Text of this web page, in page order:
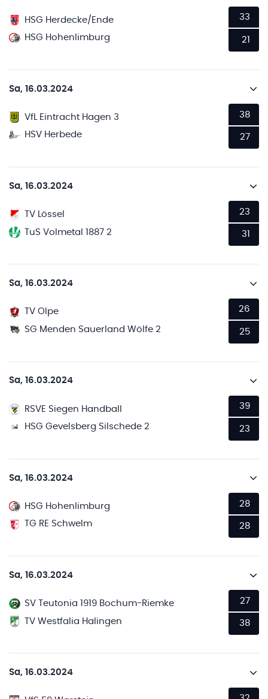
HSG Herdecke/Ende
HSG Hohenlimburg
33
21
Sa, 16.03.2024
VfL Eintracht Hagen 3
HSV Herbede
38
27
Sa, 16.03.2024
TV Lössel
TuS Volmetal 1887 2
23
31
Sa, 16.03.2024
TV Olpe
SG Menden Sauerland Wölfe 2
26
25
Sa, 16.03.2024
RSVE Siegen Handball
HSG Gevelsberg Silschede 2
39
23
Sa, 16.03.2024
HSG Hohenlimburg
TG RE Schwelm
28
28
Sa, 16.03.2024
SV Teutonia 1919 Bochum-Riemke
TV Westfalia Halingen
27
38
Sa, 16.03.2024